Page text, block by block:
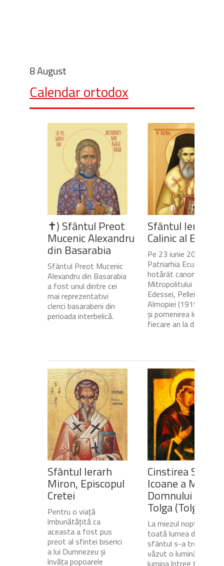
8 August
Calendar ortodox
✝) Sfântul Preot
Mucenic Alexandru
din Basarabia
Sfântul Preot Mucenic
Alexandru din Basarabia
a fost unul dintre cei
mai reprezentativi
clerici basarabeni din
perioada interbelică.
Sfântul Ierarh
Calinic al
Pe 23 iunie 2020,
Patriarhia Ecumenică a
hotărât canonizarea
Mitropolitului Calinic al
Edessei, Pellei și
Almopiei (1919-1984)
și pomenirea lui în
fiecare an la data de...
Sfântul Ierarh
Miron, Episcopul
Cretei
Pentru o viață
îmbunătățită ca
aceasta a fost pus
preot al sfintei biserici
a lui Dumnezeu și
învăța popoarele
Cinstirea Sfintei
Icoane a Maicii
Domnului de pe
Tolga (Tolgska)
La miezul nopții, când
toată lumea dormea,
sfântul s-a trezit și a
văzut o lumină care